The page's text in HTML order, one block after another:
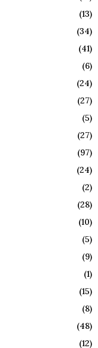
(13)
(34)
(41)
(6)
(24)
(27)
(5)
(27)
(97)
(24)
(2)
(28)
(10)
(5)
(9)
(1)
(15)
(8)
(48)
(12)